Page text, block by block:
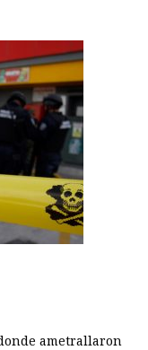
ametrallaron